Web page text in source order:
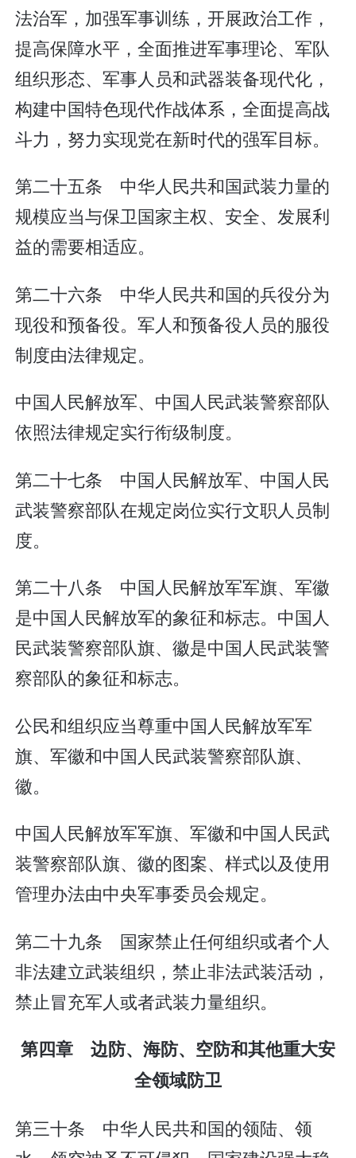
法治军，加强军事训练，开展政治工作，
提高保障水平，全面推进军事理论、军队
组织形态、军事人员和武器装备现代化，
构建中国特色现代作战体系，全面提高战
斗力，努力实现党在新时代的强军目标。
第二十五条 中华人民共和国武装力量的
规模应当与保卫国家主权、安全、发展利
益的需要相适应。
第二十六条 中华人民共和国的兵役分为
现役和预备役。军人和预备役人员的服役
制度由法律规定。
中国人民解放军、中国人民武装警察部队
依照法律规定实行衔级制度。
第二十七条 中国人民解放军、中国人民
武装警察部队在规定岗位实行文职人员制
度。
第二十八条 中国人民解放军军旗、军徽
是中国人民解放军的象征和标志。中国人
民武装警察部队旗、徽是中国人民武装警
察部队的象征和标志。
公民和组织应当尊重中国人民解放军军
旗、军徽和中国人民武装警察部队旗、
徽。
中国人民解放军军旗、军徽和中国人民武
装警察部队旗、徽的图案、样式以及使用
管理办法由中央军事委员会规定。
第二十九条 国家禁止任何组织或者个人
非法建立武装组织，禁止非法武装活动，
禁止冒充军人或者武装力量组织。
第四章 边防、海防、空防和其他重大安
全领域防卫
第三十条 中华人民共和国的领陆、领